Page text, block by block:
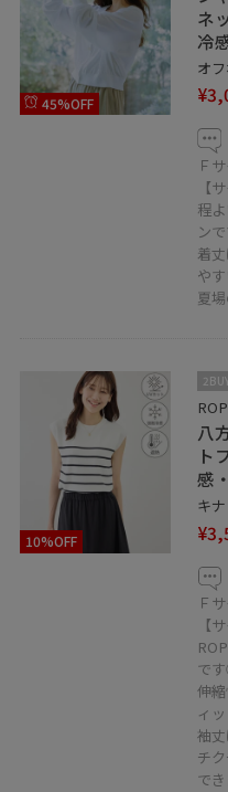
Instagram
jun_outlet_sendai_kiku
お気に入り登録&フォロ
よろしくお願いいたしま
45%OFF
ネ
冷
オ
Ｆ
【
程
ンで
着
や
夏
10%OFF
八
ト
感
キ
Ｆ
【
で
伸
ィ
袖
チ
でき